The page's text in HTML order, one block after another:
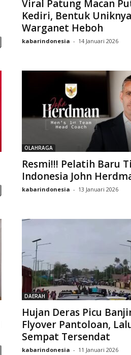
Viral Patung Macan
Kediri, Bentuk
Warganet Heboh
kabarindonesia - 14 Januari 2026
OLAHRAGA
Resmi!!! Pelatih Baru
Indonesia John
kabarindonesia - 13 Januari 2026
DAERAH
Hujan Deras Picu
Flyover Pantoloan,
Sempat Tersendat
kabarindonesia - 11 Januari 2026